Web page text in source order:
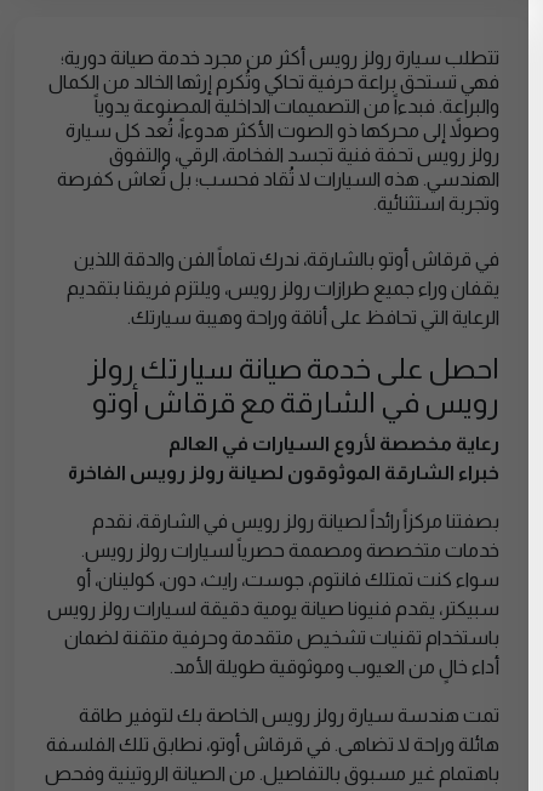
تتطلب سيارة رولز رويس أكثر من مجرد خدمة صيانة دورية؛
فهي تستحق براعة حرفية تحاكي وتُكرم إرثها الخالد من الكمال
والبراعة. فبدءاً من التصميمات الداخلية المصنوعة يدوياً
وصولاً إلى محركها ذو الصوت الأكثر هدوءاً، تُعد كل سيارة
رولز رويس تحفة فنية تجسد الفخامة، الرقي، والتفوق
الهندسي. هذه السيارات لا تُقاد فحسب؛ بل تُعاش كفرصة
وتجربة استثنائية.
في قرقاش أوتو بالشارقة، ندرك تماماً الفن والدقة اللذين
يقفان وراء جميع طرازات رولز رويس، ويلتزم فريقنا بتقديم
الرعاية التي تحافظ على أناقة وراحة وهيبة سيارتك.
احصل على خدمة صيانة سيارتك رولز
رويس في الشارقة مع قرقاش أوتو
رعاية مخصصة لأروع السيارات في العالم
خبراء الشارقة الموثوقون لصيانة رولز رويس الفاخرة
بصفتنا مركزاً رائداً لصيانة رولز رويس في الشارقة، نقدم
خدمات متخصصة ومصممة حصرياً لسيارات رولز رويس.
سواء كنت تمتلك فانتوم، جوست، رايث، دون، كولينان، أو
سبيكتر، يقدم فنيونا صيانة يومية دقيقة لسيارات رولز رويس
باستخدام تقنيات تشخيص متقدمة وحرفية متقنة لضمان
أداء خالٍ من العيوب وموثوقية طويلة الأمد.
تمت هندسة سيارة رولز رويس الخاصة بك لتوفير طاقة
هائلة وراحة لا تضاهى. في قرقاش أوتو، نطابق تلك الفلسفة
باهتمام غير مسبوق بالتفاصيل. من الصيانة الروتينية وفحص